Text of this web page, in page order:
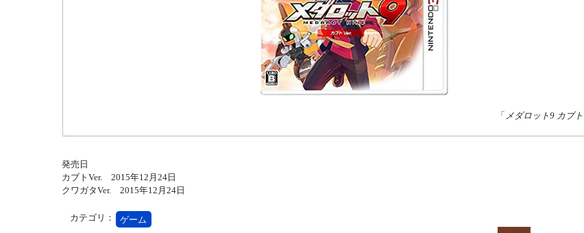
「 メダロット9 カブト
発売日
カブトVer. 2015年12月24日
クワガタVer. 2015年12月24日
カテゴリ： ゲーム